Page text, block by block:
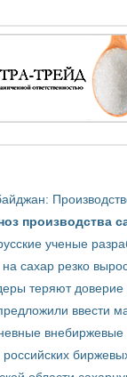
производства
ученые
сахар резко
теряют доверие
ввести
внебиржевые
российских